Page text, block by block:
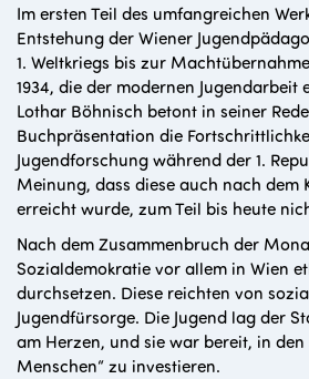
Im ersten Teil des umfangreichen
Entstehung der Wiener
1. Weltkriegs bis zur
1934, die der modernen Jugendarbeit
Lothar Böhnisch betont in seiner
Buchpräsentation die
Jugendforschung während der 1.
Meinung, dass diese auch nach dem
erreicht wurde, zum Teil bis heute
Nach dem Zusammenbruch der
Sozialdemokratie vor allem in Wien
durchsetzen. Diese reichten von
Jugendfürsorge. Die Jugend lag der
am Herzen, und sie war bereit, in
Menschen“ zu investieren.